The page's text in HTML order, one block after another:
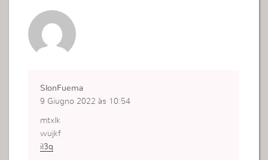
SlonFuema
9 Giugno 2022 às 10:54
mtxlk
wujkf
il3q